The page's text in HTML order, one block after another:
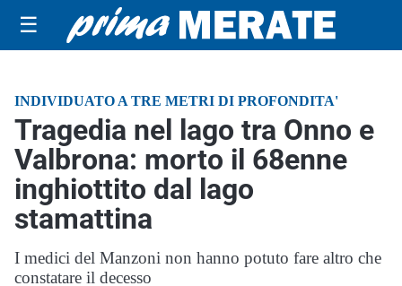
☰
INDIVIDUATO A TRE METRI DI PROFONDITA'
Tragedia nel lago tra Onno e
Valbrona: morto il 68enne
inghiottito dal lago
stamattina
I medici del Manzoni non hanno potuto fare altro che
constatare il decesso